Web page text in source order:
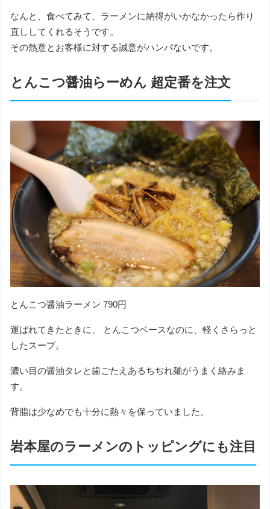
なんと、食べてみて、ラーメンに納得がいかなかったら作り
直ししてくれるそうです。
その熱意とお客様に対する誠意がハンパないです。
とんこつ醤油らーめん 超定番を注文
とんこつ醤油ラーメン 790円
運ばれてきたときに、 とんこつベースなのに、軽くさらっと
したスープ。
濃い目の醤油タレと歯ごたえあるちぢれ麺がうまく絡みま
す。
背脂は少なめでも十分に熱々を保っていました。
岩本屋のラーメンのトッピングにも注目